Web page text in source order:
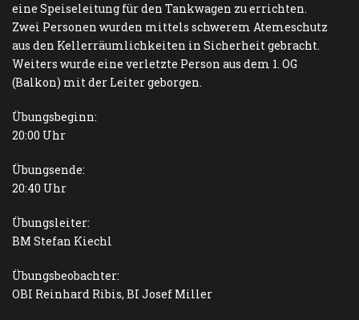
eine Speiseleitung für den Tankwagen zu errichten.
Zwei Personen wurden mittels schwerem Atemeschutz
aus den Kellerräumlichkeiten in Sicherheit gebracht.
Weiters wurde eine verletzte Person aus dem 1. OG
(Balkon) mit der Leiter geborgen.
Übungsbeginn:
20:00 Uhr
Übungsende:
20:40 Uhr
Übungsleiter:
BM Stefan Kiechl
Übungsbeobachter:
OBI Reinhard Ribis, BI Josef Miller